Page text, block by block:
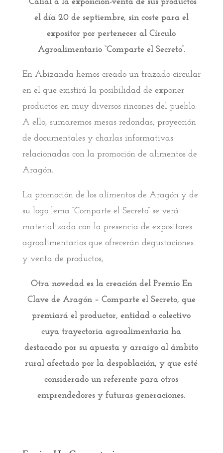
el día 20 de septiembre, sin coste para el
expositor por pertenecer al Círculo
Agroalimentario “Comparte el Secreto”.
En Abizanda hemos creado un trazado circular
en el que existirá la posibilidad de exponer
productos en muy diversos rincones del pueblo.
A ello, sumaremos mesas redondas, proyección
de documentales y charlas informativas
relacionadas con la promoción de alimentos de
Aragón.
La promoción de los alimentos de Aragón y de
su logo lema “Comparte el Secreto” se verá
materializada con la presencia de expositores
agroalimentarios que ofrecerán degustaciones
y venta de productos,
Otra novedad es la creación del Premio En
Clave de Aragón – Comparte el Secreto, que
premiará el productor, entidad o colectivo
cuya trayectoria agroalimentaria ha
destacado por su apuesta y arraigo al ámbito
rural afectado por la despoblación, y que esté
considerado un referente para otros
emprendedores y futuras generaciones.